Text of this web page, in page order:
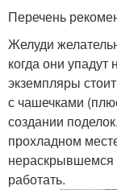
Перечень
Желуди
когда они
экземпляры
с чашечками
создании
прохладном
нераскрывшемся
работать.